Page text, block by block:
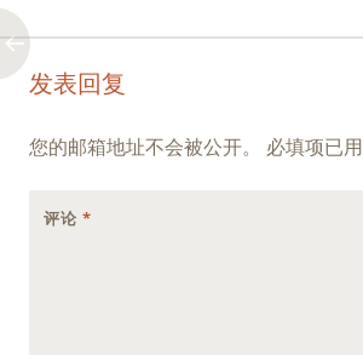
Post
navigation
←
→
发表回复
您的邮箱地址不会被公开。 必填项已用
评论 *